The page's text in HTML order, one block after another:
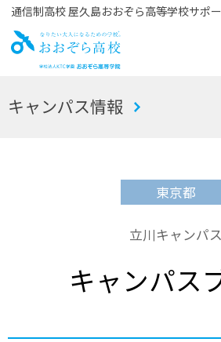
通信制高校 屋久島おおぞら高等学校サポ
お
キャンパス情報
東京都
立川キャンパス
キャンパス